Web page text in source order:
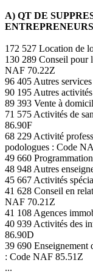
A) QT DE
172 527 Location de
130 289 Conseil pour
NAF 70.22Z
96 405 Autres
90 195 Autres
89 393 Vente à
71 575 Activités de
86.90F
68 229 Activité
podologues : Code
49 660
48 948 Autres
45 667 Activités
41 628 Conseil en
NAF 70.21Z
41 108 Agences
40 939 Activités des
86.90D
39 690 Enseignement
: Code NAF 85.51Z
...